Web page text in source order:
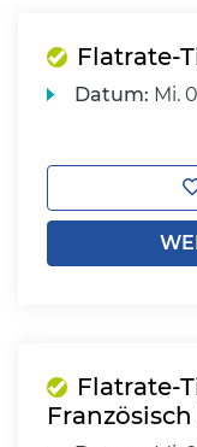
Flatrate-
Datum: Mi.
Flatrate-